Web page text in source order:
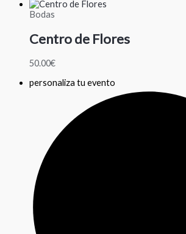
Bodas
Centro de Flores
50.00€
personaliza tu evento